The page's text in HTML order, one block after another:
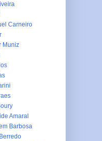
Carneiro
Muniz
Amaral
Barbosa